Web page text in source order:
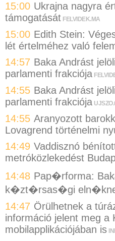
15:00 Ukrajna nagyra
támogatását FELVIDEK.MA
15:00 Edith Stein:
lét értelméhez való
14:57 Baka Andrást
parlamenti frakciója
14:55 Baka Andrást
parlamenti frakciója
14:55 Aranyozott
Lovagrend történelmi
14:49 Vaddisznó
metróközlekedést
14:48 Pap�rforma:
k�zt�rsas�gi
14:47 Örülhetnek a
információ jelent meg a
mobilapplikációjában is